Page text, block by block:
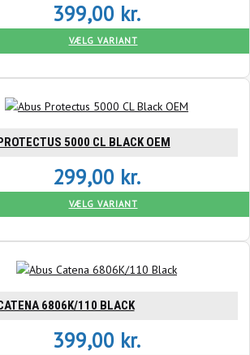
399,00 kr.
VÆLG VARIANT
5000 CL BLACK OEM
299,00 kr.
VÆLG VARIANT
6806K/110 BLACK
399,00 kr.